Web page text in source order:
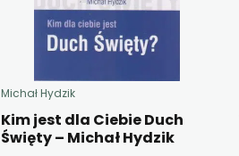
Michał Hydzik
Kim jest dla Ciebie Duch
Święty – Michał Hydzik